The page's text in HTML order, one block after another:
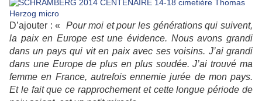
D’ajouter : « Pour moi et pour les générations qui suivent,
la paix en Europe est une évidence. Nous avons grandi
dans un pays qui vit en paix avec ses voisins. J’ai grandi
dans une Europe de plus en plus soudée. J’ai trouvé ma
femme en France, autrefois ennemie jurée de mon pays.
Et le fait que ce rapprochement et cette longue période de